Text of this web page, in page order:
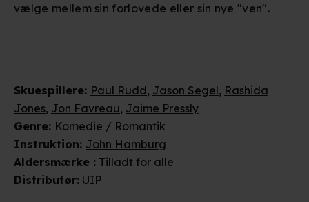
Skuespillere: Paul Rudd, Jason Segel, Rashida
Jones, Jon Favreau, Jaime Pressly
Genre: Komedie / Romantik
Instruktion: John Hamburg
Aldersmærke : Tilladt for alle
Distributør: UIP
vælge mellem sin forlovede eller sin nye "ven".